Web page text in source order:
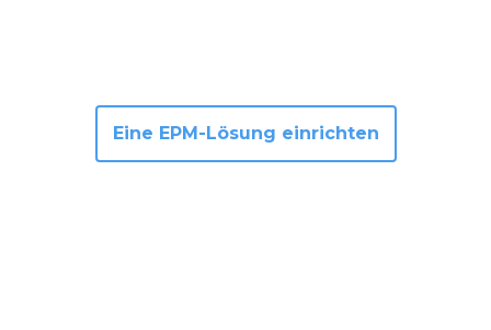
Eine EPM-Lösung einrichten